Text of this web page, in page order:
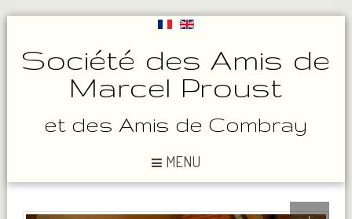
Société des Amis de
Marcel Proust
et des Amis de Combray
MENU